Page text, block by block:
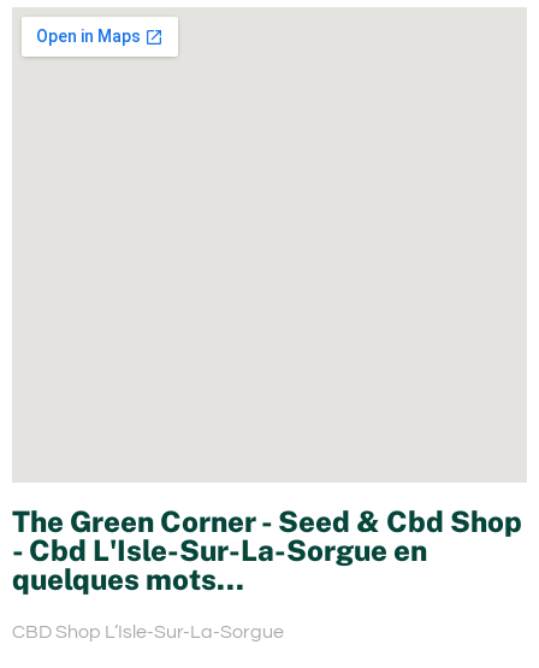
The Green Corner - Seed & Cbd Shop
- Cbd L'Isle-Sur-La-Sorgue en
quelques mots...
CBD Shop L’Isle-Sur-La-Sorgue